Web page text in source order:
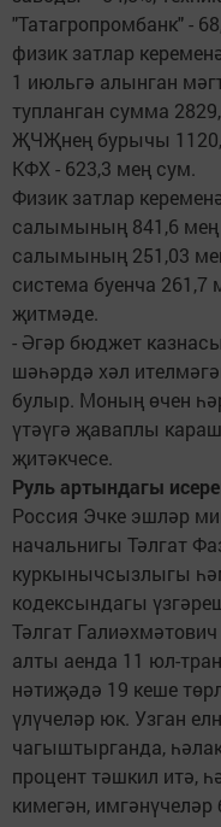
"Татагропромбанк" -
физик затлар
1 июльгә алынган
тупланган сумма
ҖЧҖнең бурычы
КФХ - 623,3 мең сум.
Физик затлар
салымының 841,6
салымының 251,03
система буенча
җитмәде.
- Әгәр бюджет
шәһәрдә хәл
булыр. Моның өчен
үтәүгә җаваплы
җитәкчесе.
Руль артындагы
Россия Эчке эшләр
начальнигы Тәлгат
куркынычсызлыгы
кодексындагы
Тәлгат
алты аенда 11 юл-
нәтиҗәдә 19 кеше
үлүчеләр юк. Узган
чагыштырганда,
процент тәшкил итә,
кимегән,